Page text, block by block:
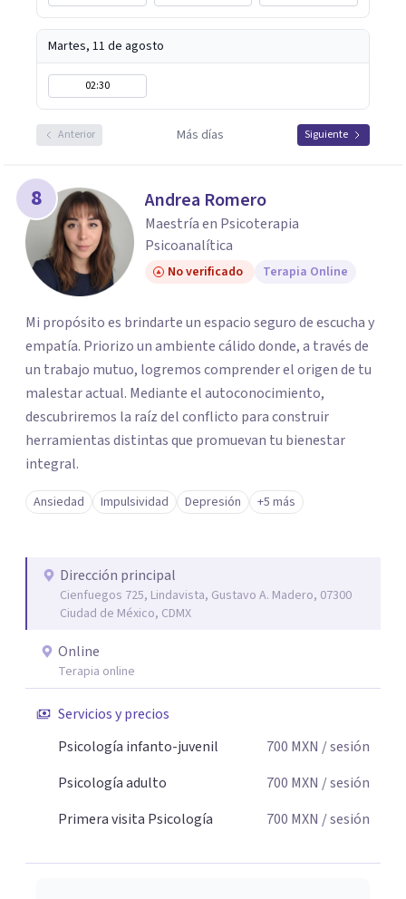
Martes, 11 de agosto
02:30
Anterior Más días Siguiente
8 Andrea Romero
Maestría en Psicoterapia
Psicoanalítica
No verificado Terapia Online
Mi propósito es brindarte un espacio seguro de escucha y
empatía. Priorizo un ambiente cálido donde, a través de
un trabajo mutuo, logremos comprender el origen de tu
malestar actual. Mediante el autoconocimiento,
descubriremos la raíz del conflicto para construir
herramientas distintas que promuevan tu bienestar
integral.
Ansiedad Impulsividad Depresión +5 más
Dirección principal
Cienfuegos 725, Lindavista, Gustavo A. Madero, 07300
Ciudad de México, CDMX
Online
Terapia online
Servicios y precios
Psicología infanto-juvenil
700 MXN / sesión
Psicología adulto
700 MXN / sesión
Primera visita Psicología
700 MXN / sesión